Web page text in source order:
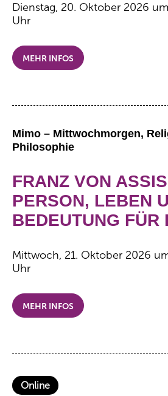
Dienstag, 20. Oktober 2026
Uhr
MEHR INFOS
Mimo – Mittwochmorgen,
Philosophie
FRANZ VON
PERSON, LEBEN
BEDEUTUNG FÜR
Mittwoch, 21. Oktober 2026
Uhr
MEHR INFOS
Online